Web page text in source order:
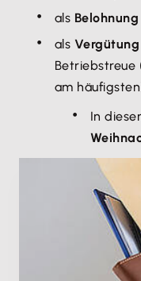
als
als
Betriebstreue
am
In